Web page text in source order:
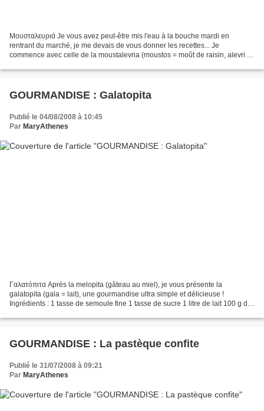
Μουσταλευριά Je vous avez peut-être mis l'eau à la bouche mardi en
rentrant du marché, je me devais de vous donner les recettes... Je
commence avec celle de la moustalevria (moustos = moût de raisin, alevri =
GOURMANDISE : Galatopita
Publié le 04/08/2008 à 10:45
Par MaryAthenes
Γαλατόπιτα Après la melopita (gâteau au miel), je vous présente la
galatopita (gala = lait), une gourmandise ultra simple et délicieuse !
Ingrédients : 1 tasse de semoule fine 1 tasse de sucre 1 litre de lait 100 g de
GOURMANDISE : La pastèque confite
Publié le 31/07/2008 à 09:21
Par MaryAthenes